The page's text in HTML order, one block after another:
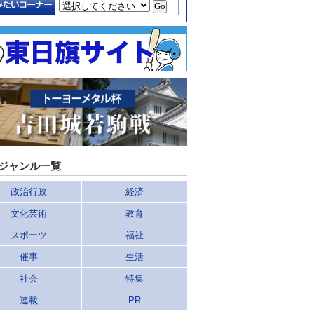
ャンル一覧
政治行政 経済
文化芸術 教育
スポーツ 福祉
催事 生活
社会 特集
連載 PR